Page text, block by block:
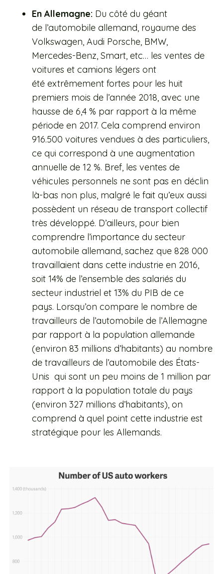
En Allemagne: Du côté du géant
de l’automobile allemand, royaume des
Volkswagen, Audi Porsche, BMW,
Mercedes-Benz, Smart, etc… les ventes de
voitures et camions légers ont
été extrêmement fortes pour les huit
premiers mois de l’année 2018, avec une
hausse de 6,4 % par rapport à la même
période en 2017. Cela comprend environ
916.500 voitures vendues à des particuliers,
ce qui correspond à une augmentation
annuelle de 12 %. Bref, les ventes de
véhicules personnels ne sont pas en déclin
là-bas non plus, malgré le fait qu’eux aussi
possèdent un réseau de transport collectif
très développé. D’ailleurs, pour bien
comprendre l’importance du secteur
automobile allemand, sachez que 828 000
travaillaient dans cette industrie en 2016,
soit 14% de l’ensemble des salariés du
secteur industriel et 13% du PIB de ce
pays. Lorsqu’on compare le nombre de
travailleurs de l’automobile de l’Allemagne
par rapport à la population allemande
(environ 83 millions d’habitants) au nombre
de travailleurs de l’automobile des États-
Unis qui sont un peu moins de 1 million par
rapport à la population totale du pays
(environ 327 millions d’habitants), on
comprend à quel point cette industrie est
stratégique pour les Allemands.